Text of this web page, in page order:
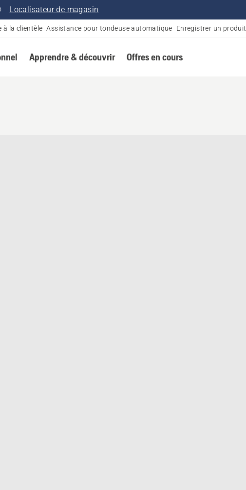
Localisateur de magasin
à la clientèle Assistance pour tondeuse automatique Enregistrer un produit
Apprendre & découvrir Offres en cours
à Québec